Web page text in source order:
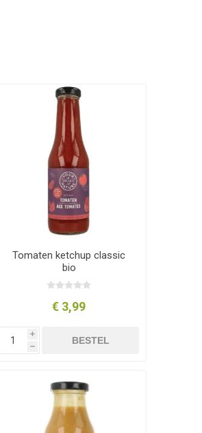
Tomaten ketchup classic
bio
€ 3,99
i
h
BESTEL